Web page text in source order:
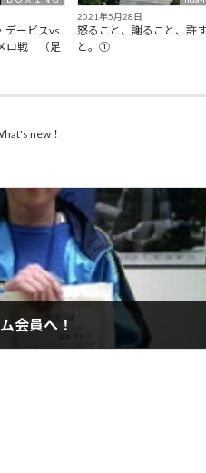
デービスvs
ロ戦 （足
2021年5月28日
怒ること、謝ること、許
と。①
new！
会員へ！